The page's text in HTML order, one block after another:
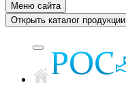
Меню сайта
Открыть каталог продукции